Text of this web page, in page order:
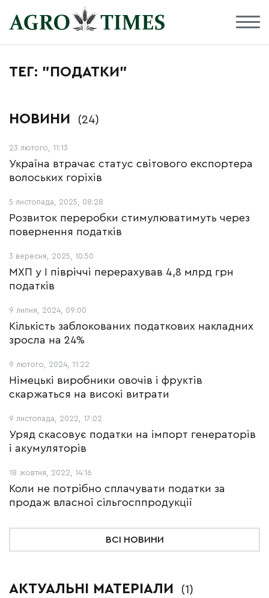
ТЕГ: "ПОДАТКИ"
НОВИНИ (24)
23 лютого, 11:13
Україна втрачає статус світового експортера
волоських горіхів
5 листопада, 2025, 08:28
Розвиток переробки стимулюватимуть через
повернення податків
3 вересня, 2025, 10:50
МХП у І півріччі перерахував 4,8 млрд грн
податків
9 липня, 2024, 09:00
Кількість заблокованих податкових накладних
зросла на 24%
9 лютого, 2024, 11:22
Німецькі виробники овочів і фруктів
скаржаться на високі витрати
9 листопада, 2022, 17:02
Уряд скасовує податки на імпорт генераторів
і акумуляторів
18 жовтня, 2022, 14:16
Коли не потрібно сплачувати податки за
продаж власної сільгосппродукції
ВСІ НОВИНИ
АКТУАЛЬНІ МАТЕРІАЛИ (1)